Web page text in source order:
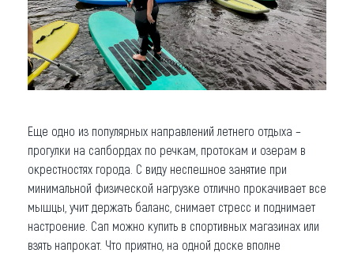
Еще одно из популярных направлений летнего отдыха –
прогулки на сапбордах по речкам, протокам и озерам в
окрестностях города. С виду неспешное занятие при
минимальной физической нагрузке отлично прокачивает все
мышцы, учит держать баланс, снимает стресс и поднимает
настроение. Сап можно купить в спортивных магазинах или
взять напрокат. Что приятно, на одной доске вполне